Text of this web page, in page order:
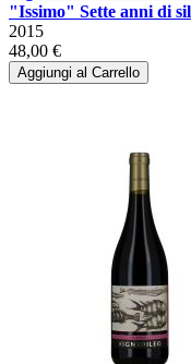
"Issimo" Sette anni di
2015
48,00 €
Aggiungi al Carrello